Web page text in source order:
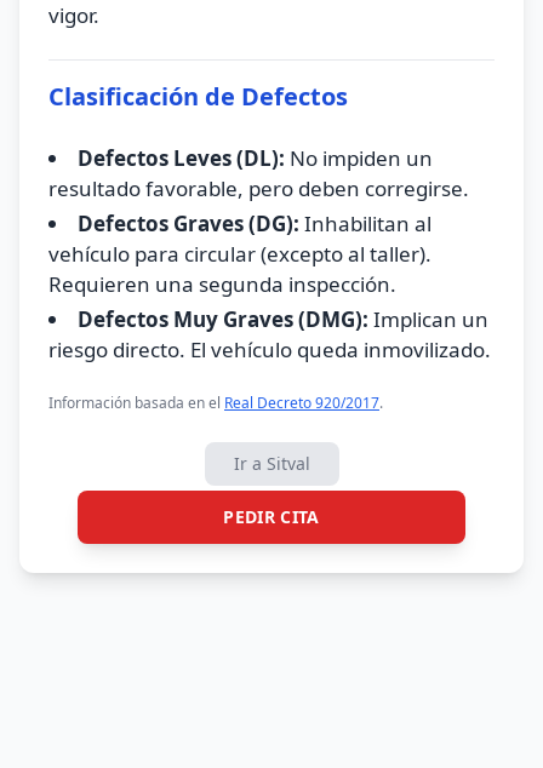
vigor.
Clasificación de Defectos
Defectos Leves (DL): No impiden un
resultado favorable, pero deben corregirse.
Defectos Graves (DG): Inhabilitan al
vehículo para circular (excepto al taller).
Requieren una segunda inspección.
Defectos Muy Graves (DMG): Implican un
riesgo directo. El vehículo queda inmovilizado.
Información basada en el Real Decreto 920/2017.
Ir a Sitval
PEDIR CITA